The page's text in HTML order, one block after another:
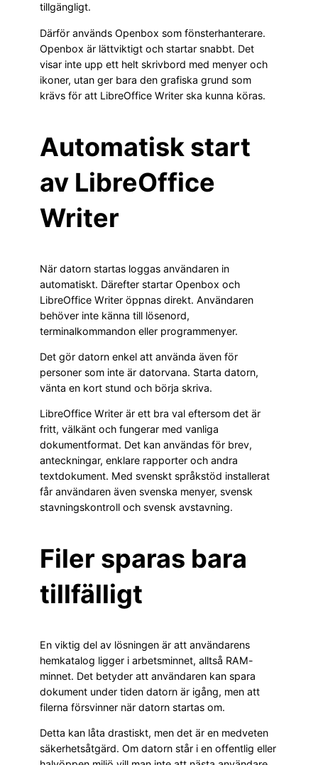
tillgängligt.
Därför används Openbox som fönsterhanterare.
Openbox är lättviktigt och startar snabbt. Det
visar inte upp ett helt skrivbord med menyer och
ikoner, utan ger bara den grafiska grund som
krävs för att LibreOffice Writer ska kunna köras.
Automatisk start
av LibreOffice
Writer
När datorn startas loggas användaren in
automatiskt. Därefter startar Openbox och
LibreOffice Writer öppnas direkt. Användaren
behöver inte känna till lösenord,
terminalkommandon eller programmenyer.
Det gör datorn enkel att använda även för
personer som inte är datorvana. Starta datorn,
vänta en kort stund och börja skriva.
LibreOffice Writer är ett bra val eftersom det är
fritt, välkänt och fungerar med vanliga
dokumentformat. Det kan användas för brev,
anteckningar, enklare rapporter och andra
textdokument. Med svenskt språkstöd installerat
får användaren även svenska menyer, svensk
stavningskontroll och svensk avstavning.
Filer sparas bara
tillfälligt
En viktig del av lösningen är att användarens
hemkatalog ligger i arbetsminnet, alltså RAM-
minnet. Det betyder att användaren kan spara
dokument under tiden datorn är igång, men att
filerna försvinner när datorn startas om.
Detta kan låta drastiskt, men det är en medveten
säkerhetsåtgärd. Om datorn står i en offentlig eller